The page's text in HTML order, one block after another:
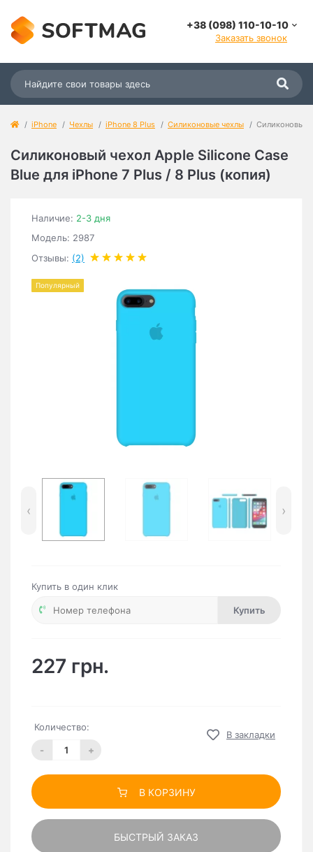
+38 (098) 110-10-10
Заказать звонок
iPhone Чехлы iPhone 8 Plus Силиконовые чехлы Силиконовый
Силиконовый чехол Apple Silicone Case
Blue для iPhone 7 Plus / 8 Plus (копия)
Наличие: 2-3 дня
Модель: 2987
Отзывы: (2)
Популярный
‹ ›
Купить в один клик
Купить
227 грн.
Количество:
- +
В закладки
В КОРЗИНУ
БЫСТРЫЙ ЗАКАЗ